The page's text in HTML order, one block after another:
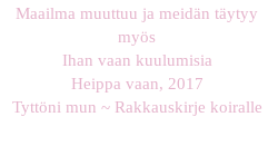
Maailma muuttuu ja meidän täytyy
myös
Ihan vaan kuulumisia
Heippa vaan, 2017
Tyttöni mun ~ Rakkauskirje koiralle